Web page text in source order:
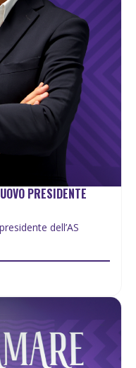
PRESIDENTE
dell’AS